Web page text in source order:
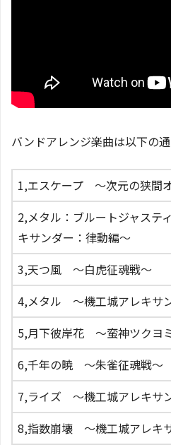
バンドアレンジ楽曲は以下の通
1,エスケープ 〜次元の狭間
2,メタル：ブルートジャス
キサンダー：律動編〜
3,天つ風 〜白虎征魂戦〜
4,メタル 〜機工城アレキサ
5,月下彼岸花 〜蛮神ツクヨ
6,千年の暁 〜朱雀征魂戦〜
7,ライズ 〜機工城アレキサ
8,指数崩壊 〜機工城アレキ